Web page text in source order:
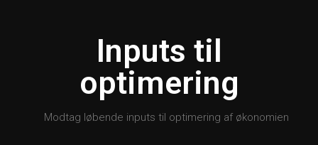
Inputs til
optimering
Modtag løbende inputs til optimering af økonomien